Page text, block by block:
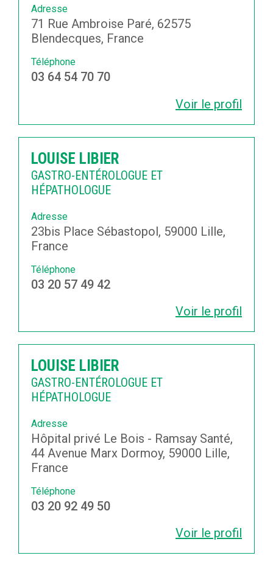
Adresse
71 Rue Ambroise Paré, 62575
Blendecques, France
Téléphone
03 64 54 70 70
Voir le profil
LOUISE LIBIER
GASTRO-ENTÉROLOGUE ET
HÉPATHOLOGUE
Adresse
23bis Place Sébastopol, 59000 Lille,
France
Téléphone
03 20 57 49 42
Voir le profil
LOUISE LIBIER
GASTRO-ENTÉROLOGUE ET
HÉPATHOLOGUE
Adresse
Hôpital privé Le Bois - Ramsay Santé,
44 Avenue Marx Dormoy, 59000 Lille,
France
Téléphone
03 20 92 49 50
Voir le profil